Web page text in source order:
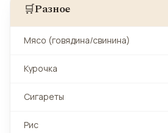
🛒Разное
Мясо (говядина/свинина)
Курочка
Сигареты
Рис